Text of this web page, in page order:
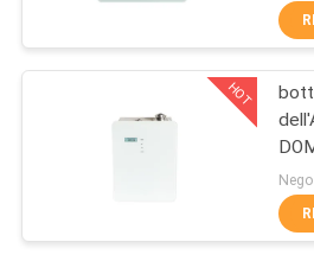
ONLINE
Olio
collezione
HOT